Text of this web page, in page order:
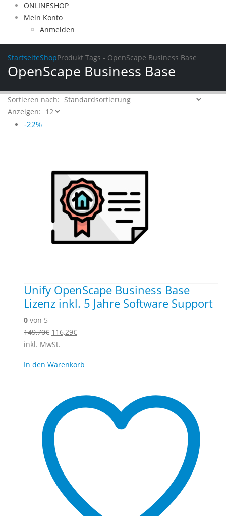
ONLINESHOP
Mein Konto
Anmelden
StartseiteShopProdukt Tags - OpenScape Business Base
OpenScape Business Base
Sortieren nach:
Anzeigen:
-22%
Unify OpenScape Business Base
Lizenz inkl. 5 Jahre Software Support
0 von 5
149,70€ Ursprünglicher
Preis
149,70€
116,29€Aktueller
116,29€.
inkl. MwSt.
In den Warenkorb